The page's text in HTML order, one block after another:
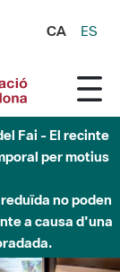
CA ES
de la Fase
intenses.